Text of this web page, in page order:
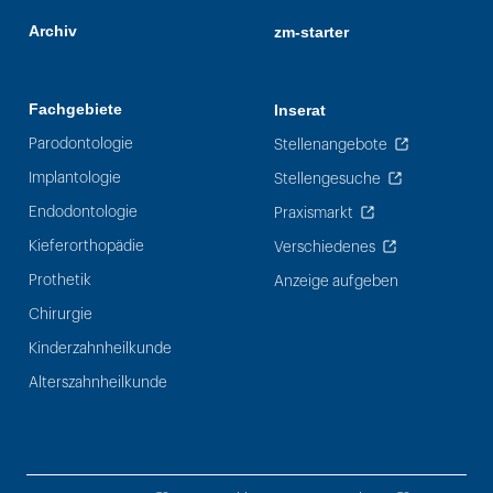
Archiv
Fachgebiete
Parodontologie
Implantologie
Endodontologie
Kieferorthopädie
Prothetik
Chirurgie
Kinderzahnheilkunde
Alterszahnheilkunde
zm-starter
Inserat
Stellenangebote
Stellengesuche
Praxismarkt
Verschiedenes
Anzeige aufgeben